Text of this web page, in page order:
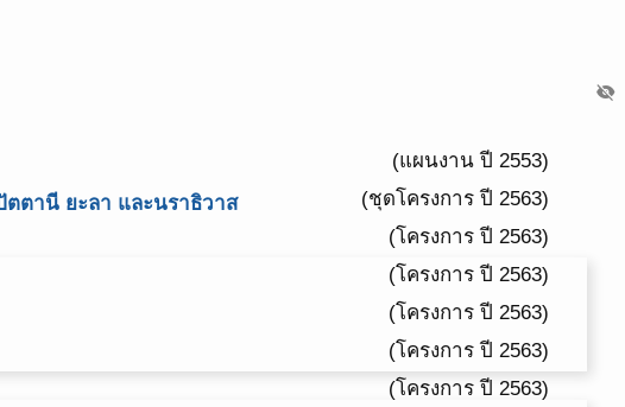
visibility_off
(แผนงาน ปี 2553)
ตตานี ยะลา และนราธิวาส
(ชุดโครงการ ปี 2563)
(โครงการ ปี 2563)
(โครงการ ปี 2563)
(โครงการ ปี 2563)
(โครงการ ปี 2563)
(โครงการ ปี 2563)